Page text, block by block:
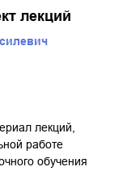
лекций
лекций,
работе
обучения